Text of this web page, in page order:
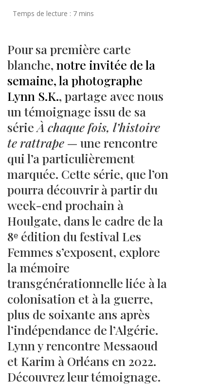
Pour sa première carte
blanche, notre invitée de la
semaine, la photographe
Lynn S.K., partage avec nous
un témoignage issu de sa
série À chaque fois, l’histoire
te rattrape — une rencontre
qui l’a particulièrement
marquée. Cette série, que l’on
pourra découvrir à partir du
week-end prochain à
Houlgate, dans le cadre de la
8ᵉ édition du festival Les
Femmes s’exposent, explore
la mémoire
transgénérationnelle liée à la
colonisation et à la guerre,
plus de soixante ans après
l’indépendance de l’Algérie.
Lynn y rencontre Messaoud
et Karim à Orléans en 2022.
Découvrez leur témoignage.